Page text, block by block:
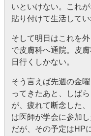
いといけない。これ
貼り付けて生活して
そして明日はこれを
で皮膚科へ通院。皮
日行くしかない。
そう言えば先週の金
ってきたあと、しば
が、疲れて断念した
は医師が学会に参加
だが、その予定はHP